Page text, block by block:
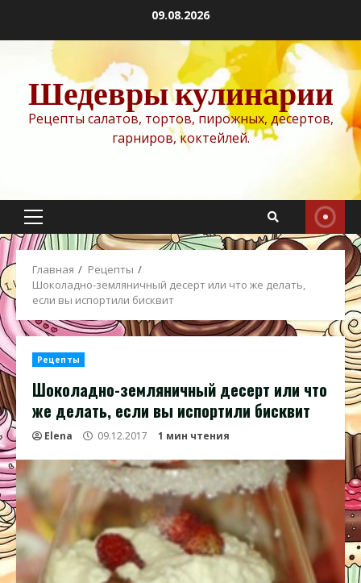
содержимому
09.08.2026
Шедевры кулинарии
Рецепты салатов, тортов, пирожных, десертов,
гарниров, коктейлей.
Основное
меню
Главная
Рецепты
Шоколадно-земляничный десерт или что же делать,
если вы испортили бисквит
Рецепты
Шоколадно-земляничный десерт или что
же делать, если вы испортили бисквит
Elena 09.12.2017 1 мин чтения